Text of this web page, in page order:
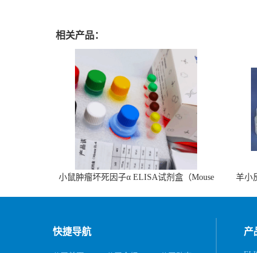
相关产品：
小鼠肿瘤坏死因子α ELISA试剂盒（Mouse
羊小
快捷导航 产